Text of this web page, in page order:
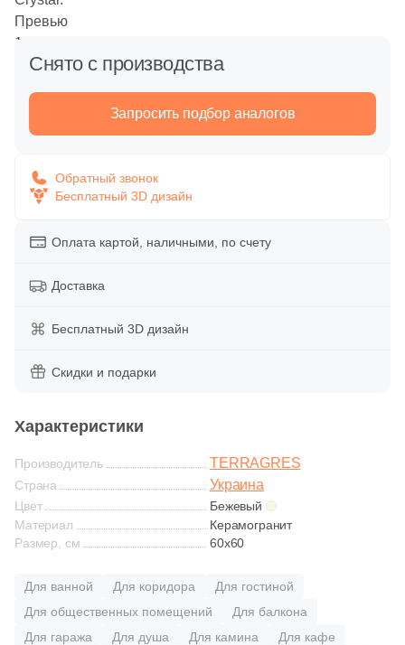
Вакансии
Дипломы и награды
Акции
Время работы:
сб-вс 10:00-18:00
Сопутствующие товары
Распродажи и акции %
Напольная
Декоративные элементы
Матовая
Глазурованная матовая
Лаппатированная
Характеристики
Производитель TERRAGRES
Страна Украина
Цвет
Бежевый
Материал
Керамогранит
Размер, см
60x60
Для ванной Для коридора
Для гостиной
Для общественных помещений
Для балкона
Для гаража
Для душа Для камина
Для кафе
Снято с производства
Запросить подбор аналогов
Обратный звонок
Бесплатный 3D дизайн
Оплата картой, наличными, по счету
Доставка
Бесплатный 3D дизайн
Скидки и подарки